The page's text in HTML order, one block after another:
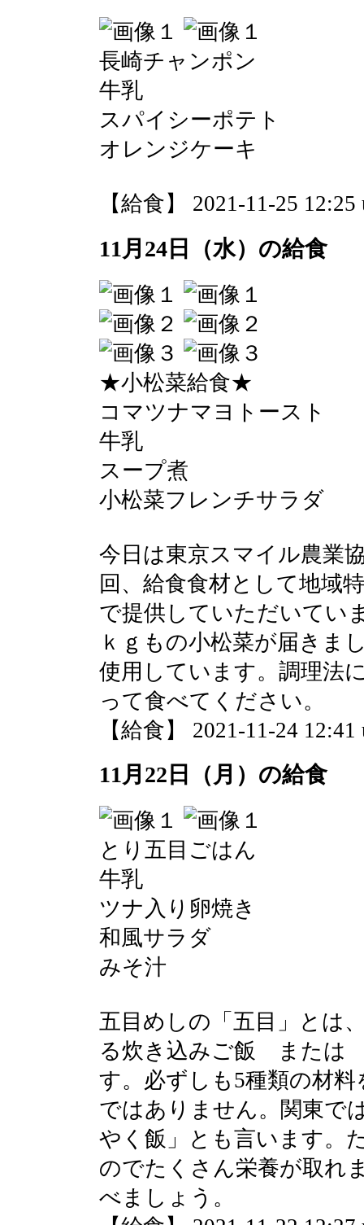
長崎チャンポン
牛乳
スパイシーポテト
オレンジケーキ
【給食】 2021-11-25 12:25
11月24日（水）の給食
★小松菜給食★
コマツナマヨトースト
牛乳
スープ煮
小松菜フレンチサラダ
今日は東京スマイル農業
回、給食食材として地域
で提供していただいてい
ｋｇもの小松菜が届きま
使用しています。調理法
って食べてください。
【給食】 2021-11-24 12:41
11月22日（月）の給食
とり五目ごはん
牛乳
ツナ入り卵焼き
和風サラダ
みそ汁
五目めしの「五目」とは
る炊き込みご飯 または
す。必ずしも5種類の材
ではありません。関東で
やく飯」とも言います。
のでたくさん栄養が取れ
べましょう。